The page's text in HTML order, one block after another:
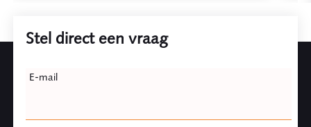
Stel direct een vraag
this
E-mail